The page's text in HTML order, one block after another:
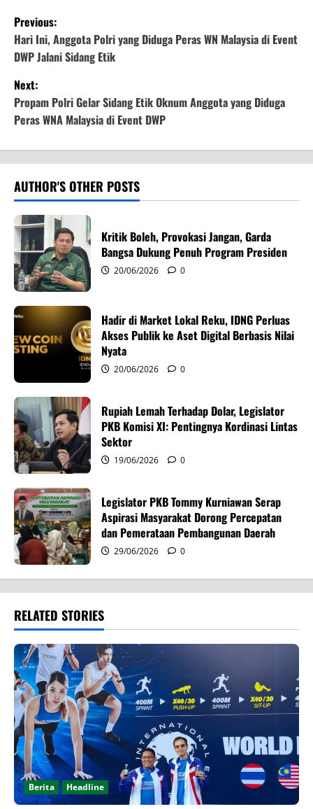
P
o
s
t
n
a
v
i
g
a
t
i
o
n
Previous:
Hari Ini, Anggota Polri yang Diduga Peras WN Malaysia di Event
DWP Jalani Sidang Etik
Next:
Propam Polri Gelar Sidang Etik Oknum Anggota yang Diduga
Peras WNA Malaysia di Event DWP
AUTHOR'S OTHER POSTS
Kritik Boleh, Provokasi Jangan, Garda
Bangsa Dukung Penuh Program Presiden
20/06/2026 0
Hadir di Market Lokal Reku, IDNG Perluas
Akses Publik ke Aset Digital Berbasis Nilai
Nyata
20/06/2026 0
Rupiah Lemah Terhadap Dolar, Legislator
PKB Komisi XI: Pentingnya Kordinasi Lintas
Sektor
19/06/2026 0
Legislator PKB Tommy Kurniawan Serap
Aspirasi Masyarakat Dorong Percepatan
dan Pemerataan Pembangunan Daerah
29/06/2026 0
RELATED STORIES
Berita Headline